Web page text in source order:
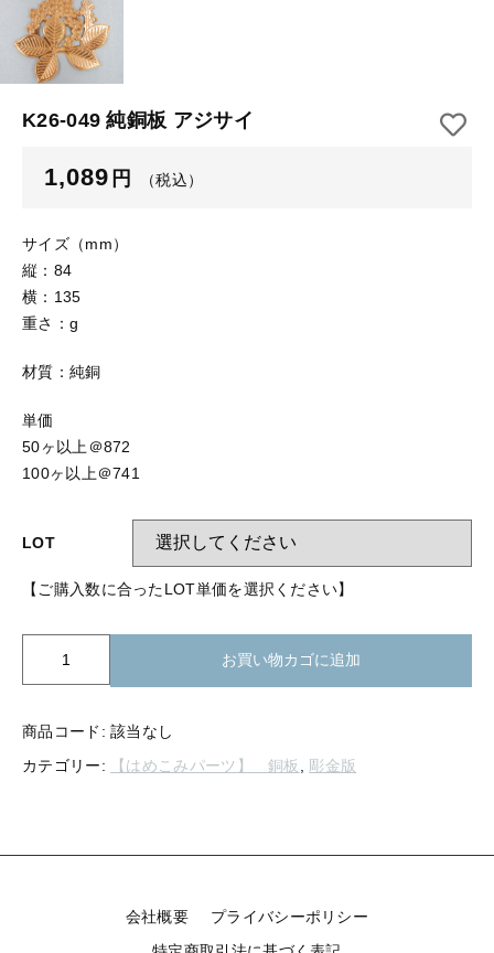
K26-049 純銅板 アジサイ
1,089 円 （税込）
サイズ（mm）
縦：84
横：135
重さ：g
材質：純銅
単価
50ヶ以上＠872
100ヶ以上＠741
LOT
【ご購入数に合ったLOT単価を選択ください】
銅
ア
お買い物カゴに追加
商品コード:該当なし
カテゴリー:
【はめこみパーツ】 銅板 , 彫金版
会社概要
プライバシーポリシー
【はめこみパーツ】 アミ
【表金具】 皿・ミール皿
【表金具】 浅皿
【表金具】 透かしパーツ
【表金具】 平板
【表金具】 プレート
【留め金具】 ブローチピン
【留め金具】 丸カン・小判カン
【留め金具】 指輪
【留め金具】 クリップ・差込
【留め金具】 マスク用クリップ
【留め金具】 ネクタイピン
【留め金具】 蝶タック
【留め金具】 タイタック
【留め金具】 スライダー
【留め金具】 スカーフ留め
【留め金具】 スティックピン
【表金具】 浅皿
【表金具】 押皿・挽物
【留め金具】 ブローチピン
【留め金具】 丸カン・小判カン
【留め金具】 指輪
【留め金具】 イヤリング
【留め金具】 マスク用クリップ
その他
在庫あり